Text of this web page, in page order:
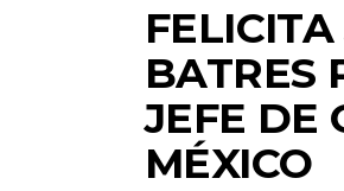
BATRES
JEFE DE
MÉXICO